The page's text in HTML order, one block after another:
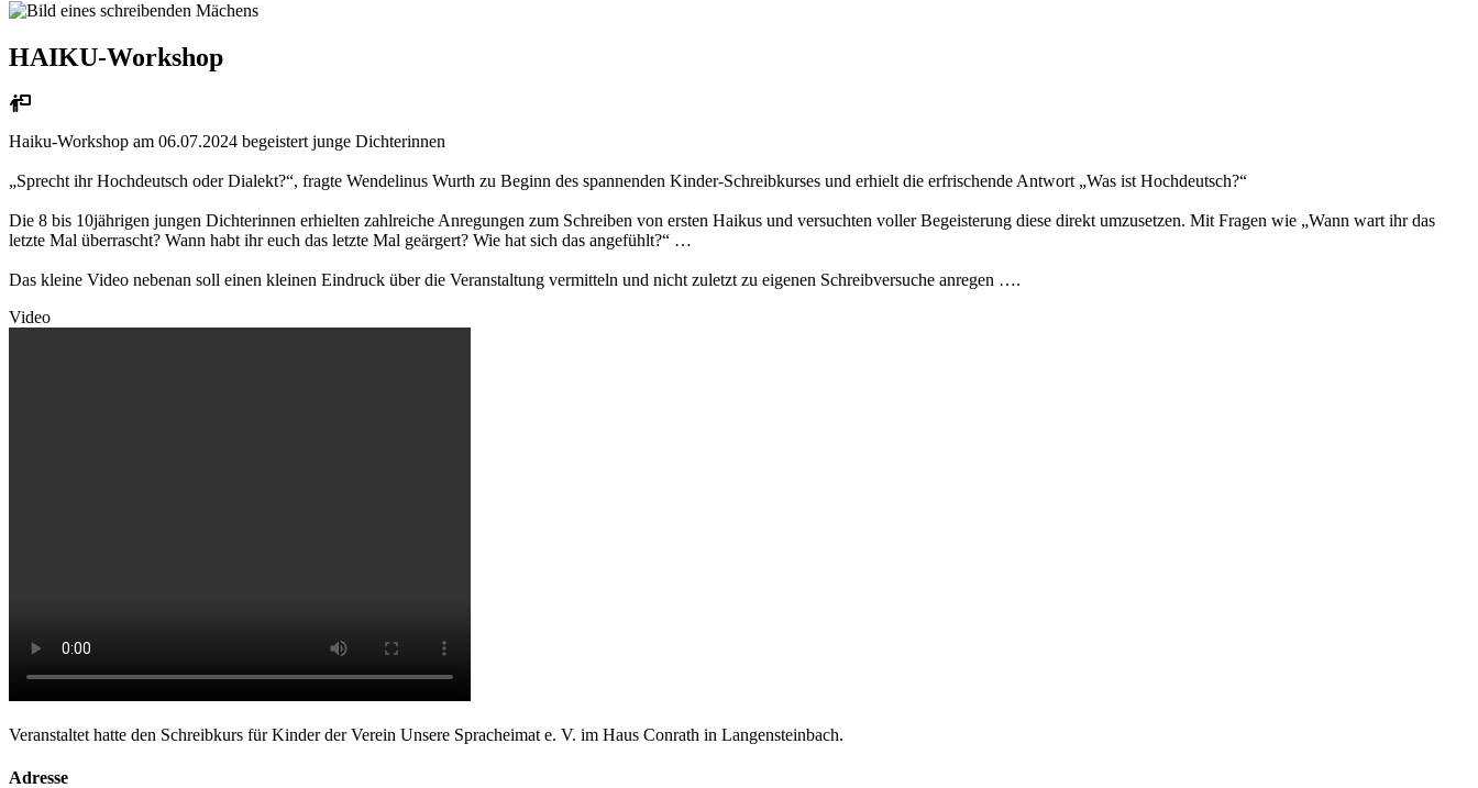
HAIKU-Workshop
Haiku-Workshop am 06.07.2024 begeistert junge Dichterinnen
„Sprecht ihr Hochdeutsch oder Dialekt?“, fragte Wendelinus Wurth zu Beginn des spannenden Kinder-Schreibkurses und erhielt die erfrischende Antwort „Was ist Hochdeutsch?“
Die 8 bis 10jährigen jungen Dichterinnen erhielten zahlreiche Anregungen zum Schreiben von ersten Haikus und versuchten voller Begeisterung diese direkt umzusetzen. Mit Fragen wie „Wann wart ihr das
letzte Mal überrascht? Wann habt ihr euch das letzte Mal geärgert? Wie hat sich das angefühlt?“ …
Das kleine Video nebenan soll einen kleinen Eindruck über die Veranstaltung vermitteln und nicht zuletzt zu eigenen Schreibversuche anregen ….
Video
Veranstaltet hatte den Schreibkurs für Kinder der Verein Unsere Spracheimat e. V. im Haus Conrath in Langensteinbach.
Adresse